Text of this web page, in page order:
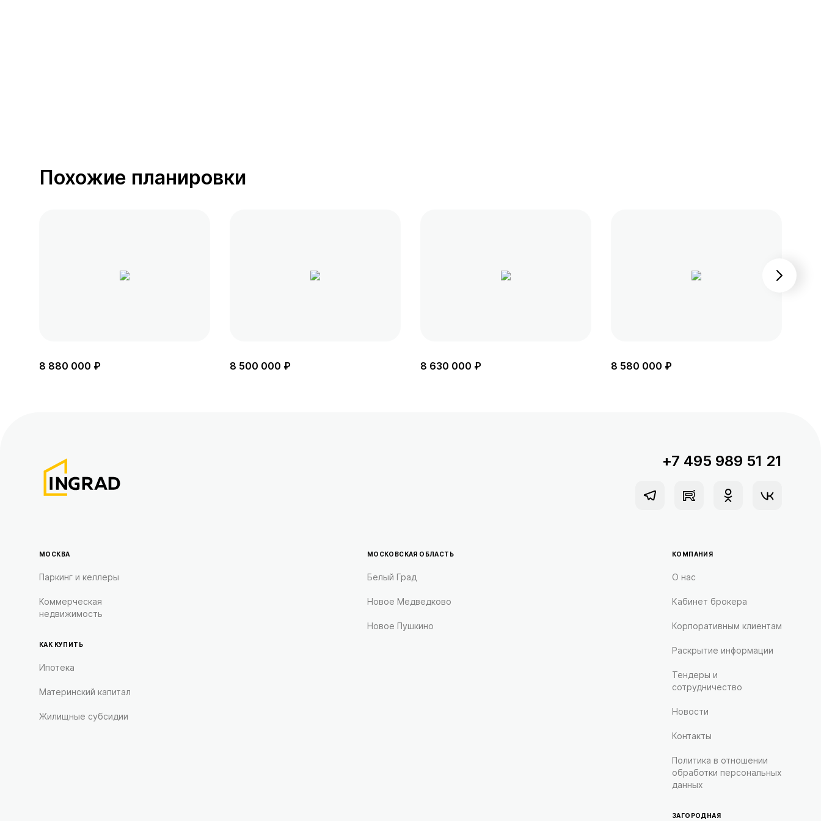
Похожие планировки
8 880 000 ₽ 8 500 000 ₽ 8 630 000 ₽ 8 580 000 ₽
+7 495 989 51 21
МОСКВА
Паркинг и келлеры
Коммерческая
недвижимость
КАК КУПИТЬ
Ипотека
Материнский капитал
Жилищные субсидии
МОСКОВСКАЯ ОБЛАСТЬ
Белый Град
Новое Медведково
Новое Пушкино
КОМПАНИЯ
О нас
Кабинет брокера
Корпоративным клиентам
Раскрытие информации
Тендеры и
сотрудничество
Новости
Контакты
Политика в отношении
обработки персональных
данных
ЗАГОРОДНАЯ